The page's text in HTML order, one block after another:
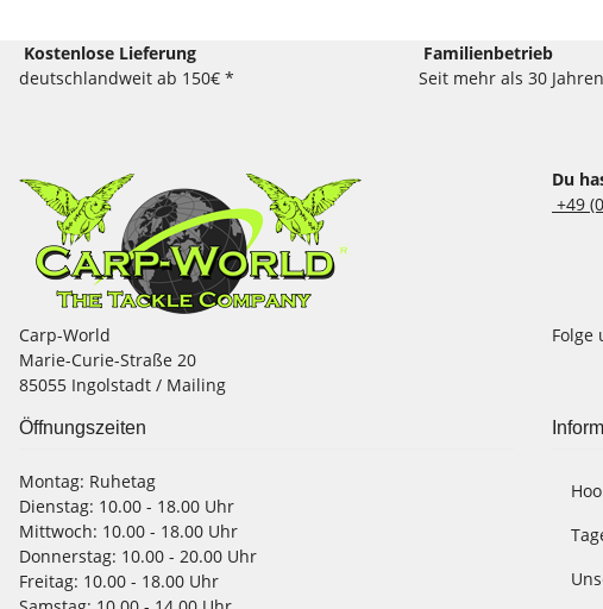
Kostenlose Lieferung
deutschlandweit ab 150€ *
Familienbetrieb
Seit mehr als 30 Jahren
Du
+49
Carp-World
Marie-Curie-Straße 20
85055 Ingolstadt / Mailing
Folge
Öffnungszeiten
Montag: Ruhetag
Dienstag: 10.00 - 18.00 Uhr
Mittwoch: 10.00 - 18.00 Uhr
Donnerstag: 10.00 - 20.00 Uhr
Freitag: 10.00 - 18.00 Uhr